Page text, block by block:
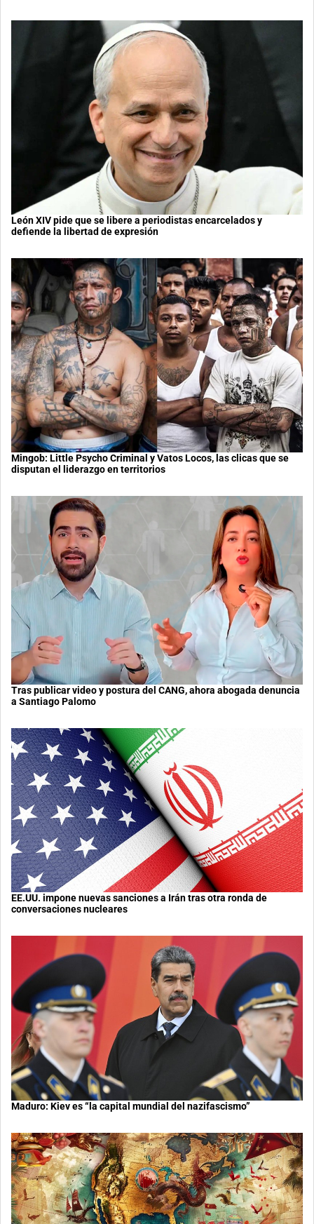
León XIV pide que se libere a periodistas encarcelados y
defiende la libertad de expresión
Mingob: Little Psycho Criminal y Vatos Locos, las clicas que se
disputan el liderazgo en territorios
Tras publicar video y postura del CANG, ahora abogada denuncia
a Santiago Palomo
EE.UU. impone nuevas sanciones a Irán tras otra ronda de
conversaciones nucleares
Maduro: Kiev es “la capital mundial del nazifascismo”